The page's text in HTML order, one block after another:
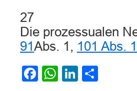
27
Die prozessualen
91 Abs. 1, 101 Abs. 1
Facebook
WhatsApp
LinkedIn